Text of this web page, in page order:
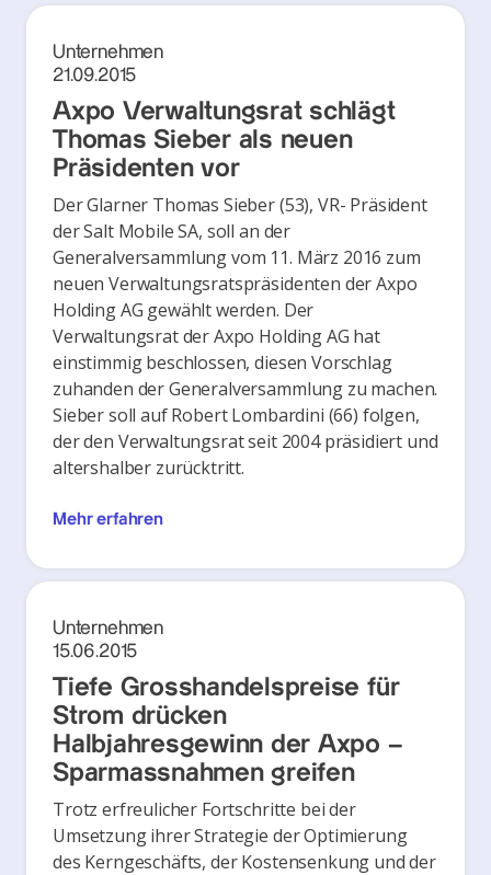
Unternehmen
21.09.2015
Axpo Verwaltungsrat schlägt
Thomas Sieber als neuen
Präsidenten vor
Der Glarner Thomas Sieber (53), VR- Präsident
der Salt Mobile SA, soll an der
Generalversammlung vom 11. März 2016 zum
neuen Verwaltungsratspräsidenten der Axpo
Holding AG gewählt werden. Der
Verwaltungsrat der Axpo Holding AG hat
einstimmig beschlossen, diesen Vorschlag
zuhanden der Generalversammlung zu machen.
Sieber soll auf Robert Lombardini (66) folgen,
der den Verwaltungsrat seit 2004 präsidiert und
altershalber zurücktritt.
Mehr erfahren
Unternehmen
15.06.2015
Tiefe Grosshandelspreise für
Strom drücken
Halbjahresgewinn der Axpo –
Sparmassnahmen greifen
Trotz erfreulicher Fortschritte bei der
Umsetzung ihrer Strategie der Optimierung
des Kerngeschäfts, der Kostensenkung und der